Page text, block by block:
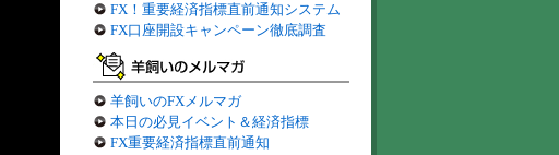
FX！重要経済指標直前通知システム
FX口座開設キャンペーン徹底調査
羊飼いのFXメルマガ
本日の必見イベント＆経済指標
FX重要経済指標直前通知